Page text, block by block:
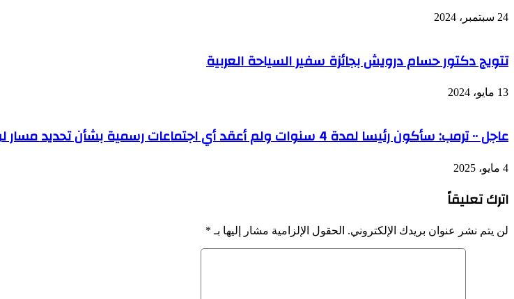
24 سبتمبر، 2024
تتويج دكتور حسام درويش بجائزة سفير السياحة العربية
13 مايو، 2024
عاجل ٠٠ ترمب: سأكون رئيسا لمدة 4 سنوات ولم أعقد أي اجتماعات رسمية بشأن تحديد مسار لولاية ثالثة
4 مايو، 2025
اترك تعليقاً
لن يتم نشر عنوان بريدك الإلكتروني. الحقول الإلزامية مشار إليها بـ *